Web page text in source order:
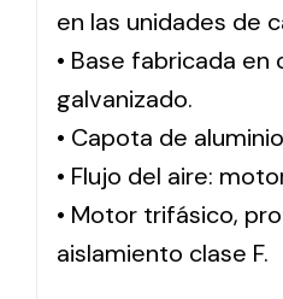
en las unidades de
• Base fabricada en
galvanizado.
• Capota de
• Flujo del aire:
• Motor trifásico,
aislamiento clase F.